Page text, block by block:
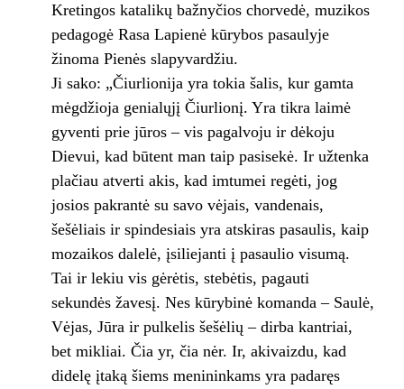
Kretingos katalikų bažnyčios chorvedė, muzikos
pedagogė Rasa Lapienė kūrybos pasaulyje
žinoma Pienės slapyvardžiu.
Ji sako: „Čiurlionija yra tokia šalis, kur gamta
mėgdžioja genialųjį Čiurlionį. Yra tikra laimė
gyventi prie jūros – vis pagalvoju ir dėkoju
Dievui, kad būtent man taip pasisekė. Ir užtenka
plačiau atverti akis, kad imtumei regėti, jog
josios pakrantė su savo vėjais, vandenais,
šešėliais ir spindesiais yra atskiras pasaulis, kaip
mozaikos dalelė, įsiliejanti į pasaulio visumą.
Tai ir lekiu vis gėrėtis, stebėtis, pagauti
sekundės žavesį. Nes kūrybinė komanda – Saulė,
Vėjas, Jūra ir pulkelis šešėlių – dirba kantriai,
bet mikliai. Čia yr, čia nėr. Ir, akivaizdu, kad
didelę įtaką šiems menininkams yra padaręs